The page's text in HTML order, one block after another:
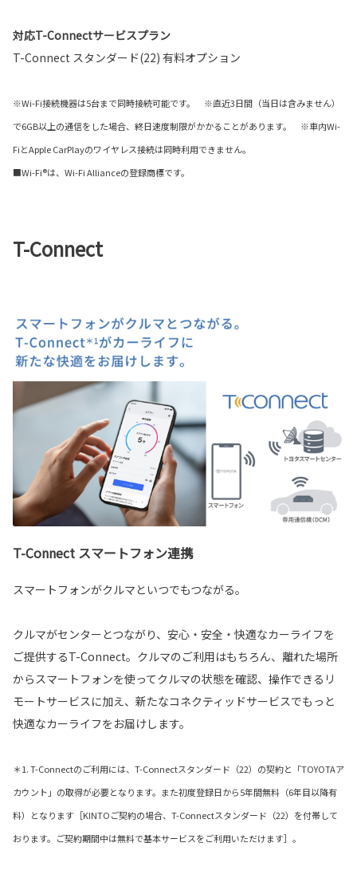
対応T-Connectサービスプラン
T-Connect スタンダード(22) 有料オプション
※Wi-Fi接続機器は5台まで同時接続可能です。 ※直近3日間（当日は含みません）
で6GB以上の通信をした場合、終日速度制限がかかることがあります。 ※車内Wi-
FiとApple CarPlayのワイヤレス接続は同時利用できません。
■Wi-Fi®は、Wi-Fi Allianceの登録商標です。
T-Connect
T-Connect スマートフォン連携
スマートフォンがクルマといつでもつながる。
クルマがセンターとつながり、安心・安全・快適なカーライフを
ご提供するT-Connect。クルマのご利用はもちろん、離れた場所
からスマートフォンを使ってクルマの状態を確認、操作できるリ
モートサービスに加え、新たなコネクティッドサービスでもっと
快適なカーライフをお届けします。
＊1. T-Connectのご利用には、T-Connectスタンダード（22）の契約と「TOYOTAア
カウント」の取得が必要となります。また初度登録日から5年間無料（6年目以降有
料）となります［KINTOご契約の場合、T-Connectスタンダード（22）を付帯して
おります。ご契約期間中は無料で基本サービスをご利用いただけます］。